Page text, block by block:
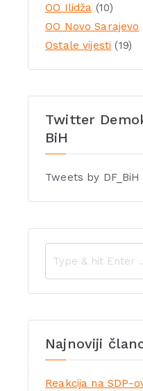
OO Ilidža (10)
OO Novo Sarajevo
Ostale vijesti (19)
Twitter
BiH
Tweets by DF_BiH
Najnoviji
Reakcija na SDP-